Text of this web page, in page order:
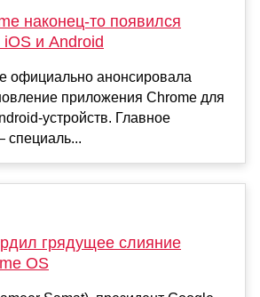
наконец-то появился
и Android
официально анонсировала
приложения Chrome для
устройств. Главное
специаль...
грядущее слияние
OS